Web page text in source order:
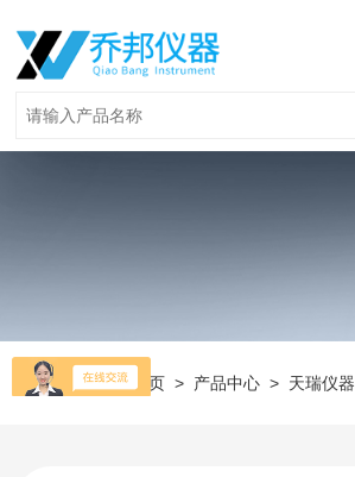
当前位置： 首页 > 产品中心 > 天瑞仪器